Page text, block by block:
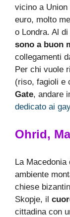
vicino a
euro, molto
o Londra. Al
sono a buon
collegamenti
Per chi vuole
(riso, fagioli e
Gate, andare
dedicato ai gay
Ohrid,
La
ambiente
chiese
Skopje, il
cittadina con